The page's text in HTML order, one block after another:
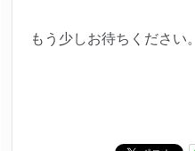
もう少しお待ちください。